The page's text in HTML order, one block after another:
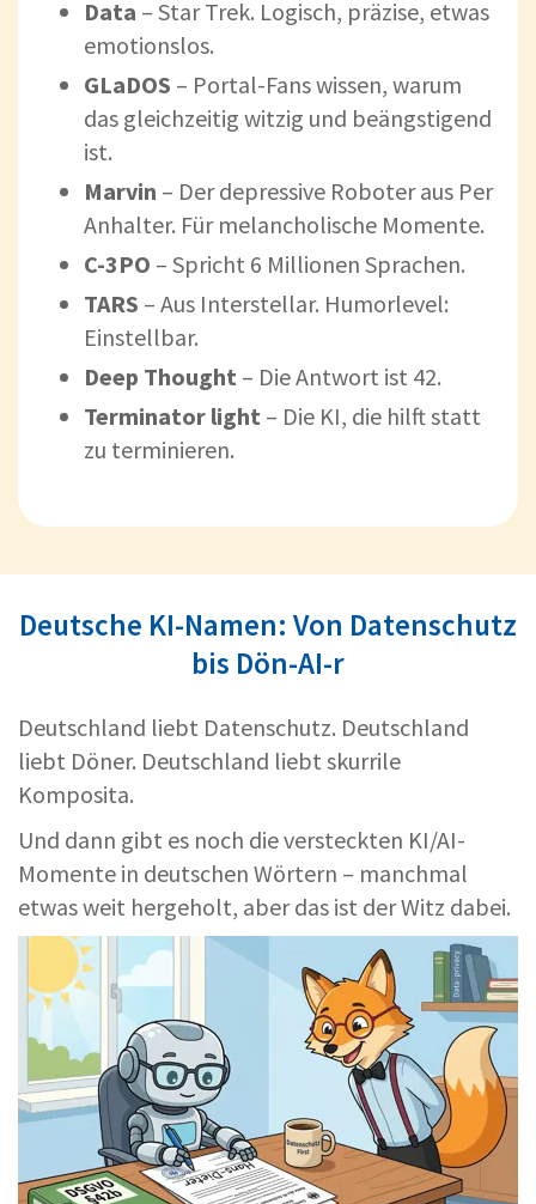
Data – Star Trek. Logisch, präzise, etwas
emotionslos.
GLaDOS – Portal-Fans wissen, warum
das gleichzeitig witzig und beängstigend
ist.
Marvin – Der depressive Roboter aus Per
Anhalter. Für melancholische Momente.
C-3PO – Spricht 6 Millionen Sprachen.
TARS – Aus Interstellar. Humorlevel:
Einstellbar.
Deep Thought – Die Antwort ist 42.
Terminator light – Die KI, die hilft statt
zu terminieren.
Deutsche KI-Namen: Von Datenschutz
bis Dön-AI-r
Deutschland liebt Datenschutz. Deutschland
liebt Döner. Deutschland liebt skurrile
Komposita.
Und dann gibt es noch die versteckten KI/AI-
Momente in deutschen Wörtern – manchmal
etwas weit hergeholt, aber das ist der Witz dabei.